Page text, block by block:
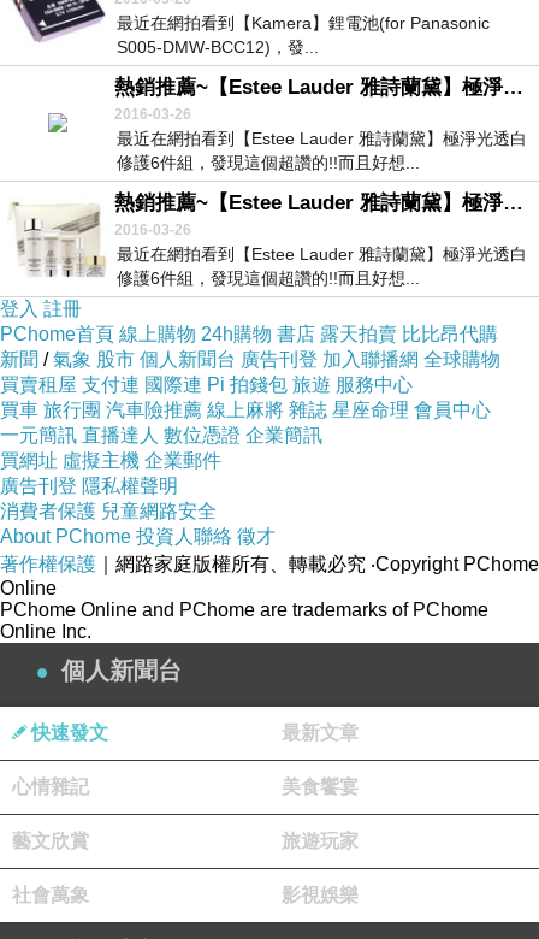
最近在網拍看到【Kamera】鋰電池(for Panasonic
S005-DMW-BCC12)，發...
熱銷推薦~【Estee Lauder 雅詩蘭黛】極淨光透白修護6件組
2016-03-26
最近在網拍看到【Estee Lauder 雅詩蘭黛】極淨光透白
修護6件組，發現這個超讚的!!而且好想...
熱銷推薦~【Estee Lauder 雅詩蘭黛】極淨光透白修護6件組
2016-03-26
最近在網拍看到【Estee Lauder 雅詩蘭黛】極淨光透白
修護6件組，發現這個超讚的!!而且好想...
登入 註冊
PChome首頁 線上購物 24h購物 書店 露天拍賣 比比昂代購
新聞 /氣象 股市 個人新聞台 廣告刊登 加入聯播網 全球購物
買賣租屋 支付連 國際連 Pi 拍錢包 旅遊 服務中心
買車 旅行團 汽車險推薦 線上麻將 雜誌 星座命理 會員中心
一元簡訊 直播達人 數位憑證 企業簡訊
買網址 虛擬主機 企業郵件
廣告刊登 隱私權聲明
消費者保護 兒童網路安全
About PChome 投資人聯絡 徵才
著作權保護 ｜網路家庭版權所有、轉載必究 ‧Copyright PChome
Online
PChome Online and PChome are trademarks of PChome
Online Inc.
個人新聞台
快速發文 最新文章
心情雜記 美食饗宴
藝文欣賞 旅遊玩家
社會萬象 影視娛樂